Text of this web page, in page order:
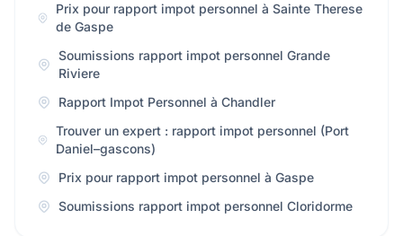
Prix pour rapport impot personnel à Sainte Therese
de Gaspe
Soumissions rapport impot personnel Grande
Riviere
Rapport Impot Personnel à Chandler
Trouver un expert : rapport impot personnel (Port
Daniel–gascons)
Prix pour rapport impot personnel à Gaspe
Soumissions rapport impot personnel Cloridorme